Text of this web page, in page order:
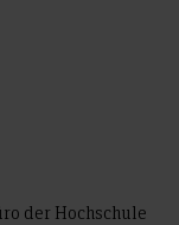
der Hochschule